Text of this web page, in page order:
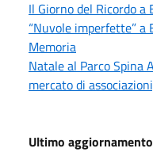
Il Giorno del Ricordo
“Nuvole imperfette” a
Memoria
Natale al Parco Spina
mercato di
Ultimo aggiornamento